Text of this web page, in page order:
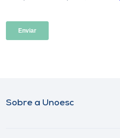
Sobre a Unoesc